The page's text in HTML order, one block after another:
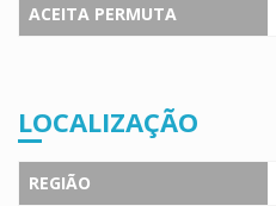
ACEITA PERMUTA
LOCALIZAÇÃO
REGIÃO